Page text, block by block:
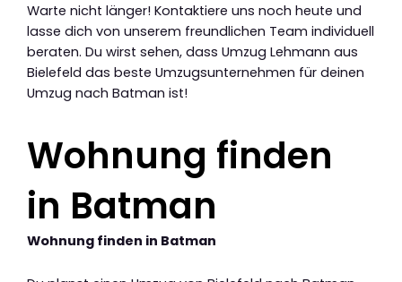
Warte nicht länger! Kontaktiere uns noch heute und
lasse dich von unserem freundlichen Team individuell
beraten. Du wirst sehen, dass Umzug Lehmann aus
Bielefeld das beste Umzugsunternehmen für deinen
Umzug nach Batman ist!
Wohnung finden
in Batman
Wohnung finden in Batman